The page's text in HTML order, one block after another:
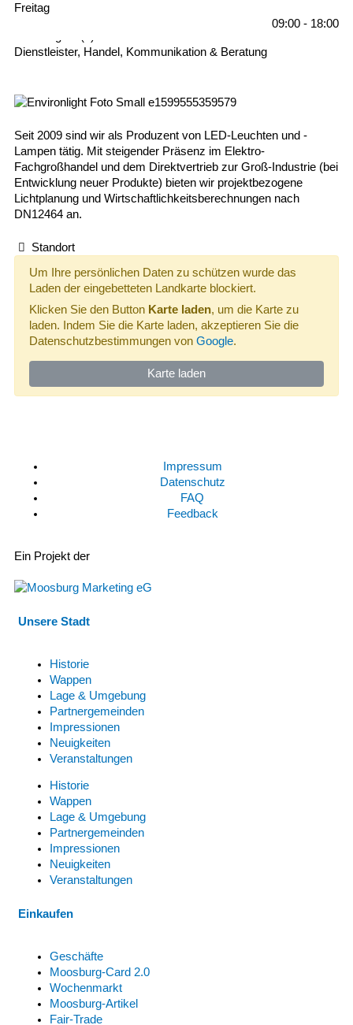
Freitag
09:00 - 18:00
Dienstleister, Handel, Kommunikation & Beratung
Seit 2009 sind wir als Produzent von LED-Leuchten und -
Lampen tätig. Mit steigender Präsenz im Elektro-
Fachgroßhandel und dem Direktvertrieb zur Groß-Industrie (bei
Entwicklung neuer Produkte) bieten wir projektbezogene
Lichtplanung und Wirtschaftlichkeitsberechnungen nach
DN12464 an.
Standort
Um Ihre persönlichen Daten zu schützen wurde das
Laden der eingebetteten Landkarte blockiert.
Klicken Sie den Button Karte laden, um die Karte zu
laden. Indem Sie die Karte laden, akzeptieren Sie die
Datenschutzbestimmungen vonGoogle.
Karte laden
Ein Projekt der
Impressum
Datenschutz
FAQ
Feedback
Unsere Stadt
Historie
Wappen
Lage & Umgebung
Partnergemeinden
Impressionen
Neuigkeiten
Veranstaltungen
Historie
Wappen
Lage & Umgebung
Partnergemeinden
Impressionen
Neuigkeiten
Veranstaltungen
Einkaufen
Geschäfte
Moosburg-Card 2.0
Wochenmarkt
Moosburg-Artikel
Fair-Trade